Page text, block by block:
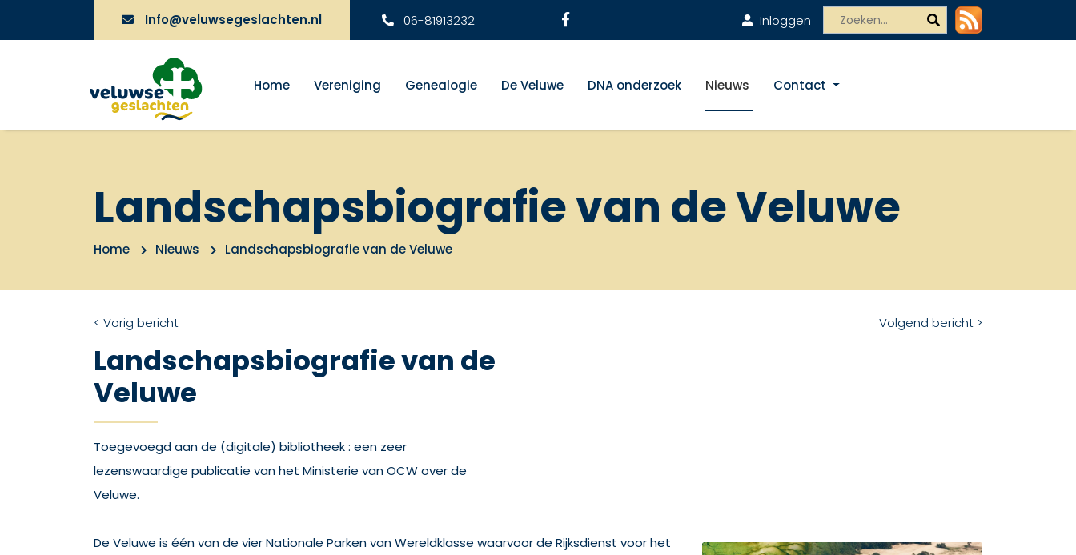
Info@veluwsegeslachten.nl 06-81913232 Inloggen
Home Vereniging Genealogie De Veluwe DNA onderzoek Nieuws Contact
Landschapsbiografie van de Veluwe
Home Nieuws Landschapsbiografie van de Veluwe
< Vorig bericht Volgend bericht >
Landschapsbiografie van de
Veluwe
Toegevoegd aan de (digitale) bibliotheek : een zeer
lezenswaardige publicatie van het Ministerie van OCW over de
Veluwe.
De Veluwe is één van de vier Nationale Parken van Wereldklasse waarvoor de Rijksdienst voor het